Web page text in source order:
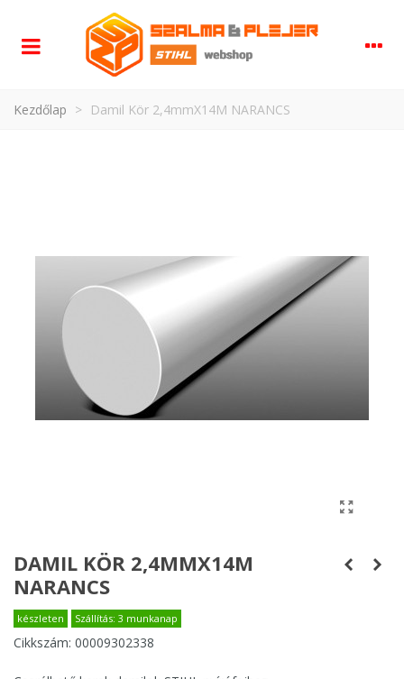
Kezdőlap > Damil Kör 2,4mmX14M NARANCS
DAMIL KÖR 2,4MMX14M
NARANCS
készleten Szállítás: 3 munkanap
Cikkszám: 00009302338